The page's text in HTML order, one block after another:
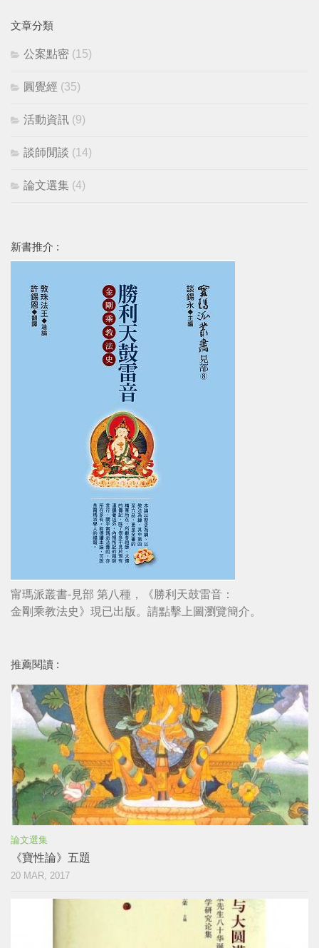
文章分類
公案點密 (15)
圓覺經 (35)
活動資訊 (9)
談師閒談 (14)
論文選集 (4)
新書推介 :
甯瑪派叢書-見部 第八種，《勝利天鼓雷音：
金剛乘教法史》現已出版。請點擊上圖瀏覽簡介。
推薦閱讀 :
論文選集
《寶性論》五題
20 MAR, 2017